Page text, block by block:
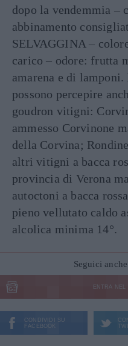
dopo la vendemmia –
abbinamento
SELVAGGINA –
carico – odore: frutta
amarena e di
possono percepire
goudron vitigni:
ammesso Corvinone
della Corvina;
altri vitigni a bacca
provincia di Verona
autoctoni a bacca
pieno vellutato caldo
alcolica minima 14°.
Seguici
ENTRA NEL
CONDIVIDI SU
FACEBOOK